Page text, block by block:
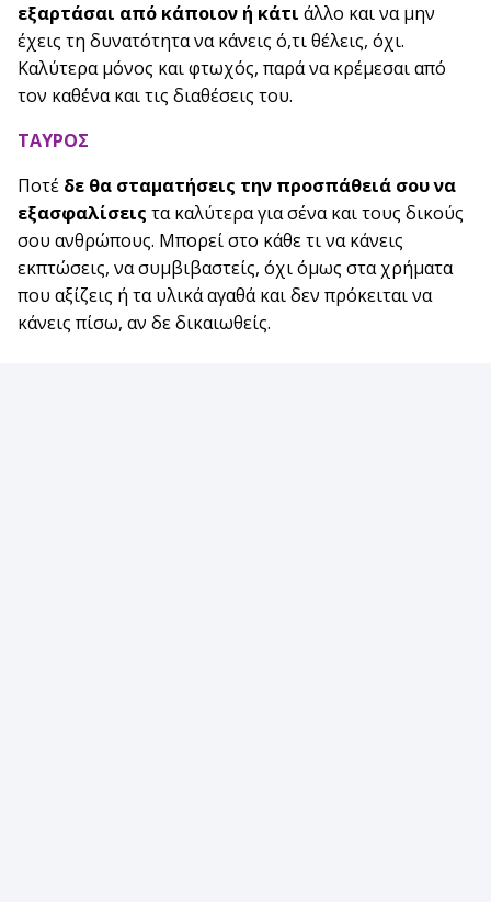
εξαρτάσαι από κάποιον ή κάτι άλλο και να μην
έχεις τη δυνατότητα να κάνεις ό,τι θέλεις, όχι.
Καλύτερα μόνος και φτωχός, παρά να κρέμεσαι από
τον καθένα και τις διαθέσεις του.
ΤΑΥΡΟΣ
Ποτέ δε θα σταματήσεις την προσπάθειά σου να
εξασφαλίσεις τα καλύτερα για σένα και τους δικούς
σου ανθρώπους. Μπορεί στο κάθε τι να κάνεις
εκπτώσεις, να συμβιβαστείς, όχι όμως στα χρήματα
που αξίζεις ή τα υλικά αγαθά και δεν πρόκειται να
κάνεις πίσω, αν δε δικαιωθείς.